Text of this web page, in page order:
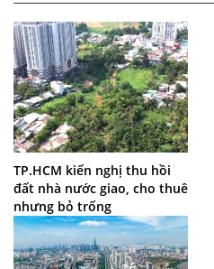
TP.HCM kiến nghị thu hồi
đất nhà nước giao, cho thuê
nhưng bỏ trống